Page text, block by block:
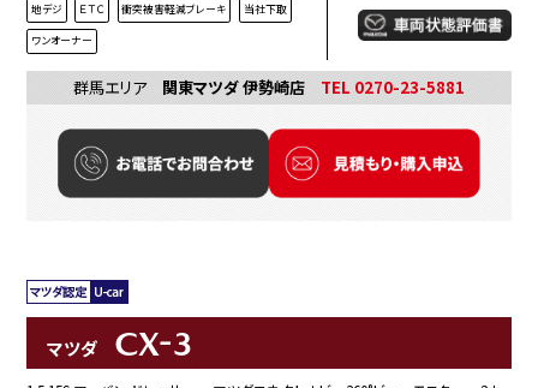
地デジ ＥＴＣ 衝突被害軽減ブレーキ 当社下取
ワンオーナー
群馬エリア 関東マツダ 伊勢崎店 TEL 0270-23-5881
マツダ CX-3